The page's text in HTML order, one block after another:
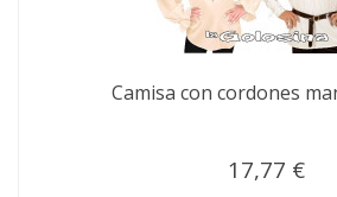
Camisa con cordones
17,77 €